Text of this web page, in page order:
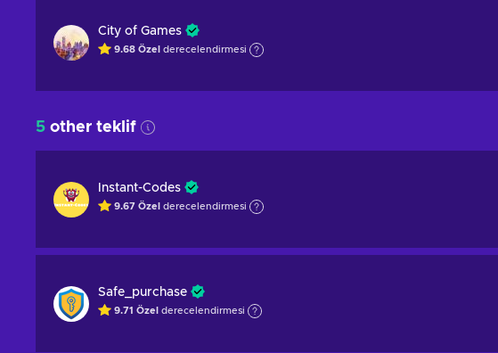
City of Games
9.68 Özel derecelendirmesi
5 other teklif
Instant-Codes
9.67 Özel derecelendirmesi
Safe_purchase
9.71 Özel derecelendirmesi